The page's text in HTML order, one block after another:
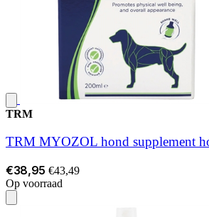
TRM
TRM MYOZOL hond supplement
€38,95 €43,49
Op voorraad